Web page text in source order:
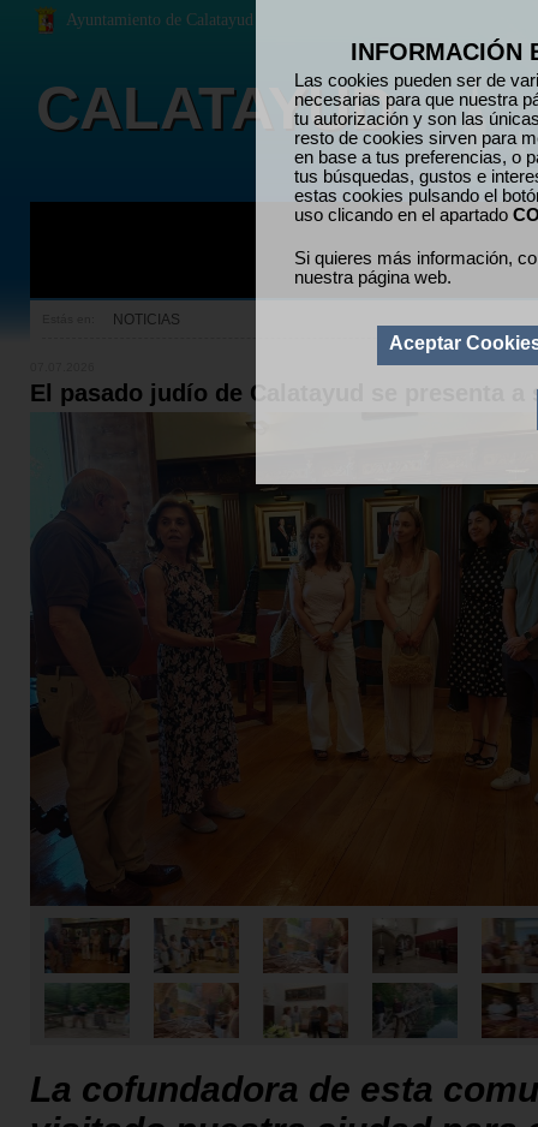
INFORMACIÓN
Las cookies pueden ser de
necesarias para que nuestra
tu autorización y son las
resto de cookies sirven para
en base a tus preferencias, o
tus búsquedas, gustos e
estas cookies pulsando el
uso clicando en el apartado
Si quieres más información,
nuestra página web.
Aceptar
El pasado judío de Calatayud se presenta
La cofundadora de esta
NOTICIAS
Ayuntamiento de Calatayud
CALATAYUD